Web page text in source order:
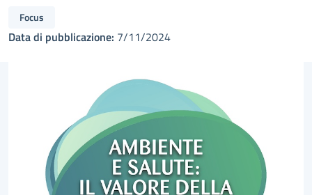
Focus
Data di pubblicazione: 7/11/2024